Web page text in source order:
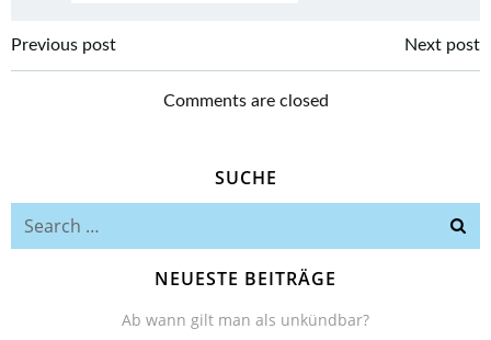
Beitragsnavigation
Previous post Next post
Comments are closed
SUCHE
NEUESTE BEITRÄGE
Ab wann gilt man als unkündbar?